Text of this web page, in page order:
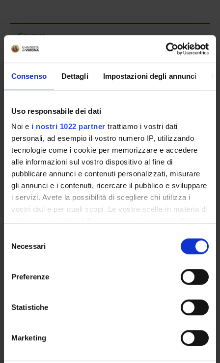
Consenso Dettagli Impostazioni degli annunci
Uso responsabile dei dati
Noi e i nostri 1022 partner trattiamo i vostri dati
personali, ad esempio il vostro numero IP, utilizzando
tecnologie come i cookie per memorizzare e accedere
alle informazioni sul vostro dispositivo al fine di
pubblicare annunci e contenuti personalizzati, misurare
gli annunci e i contenuti, ricercare il pubblico e sviluppare
i servizi. Avete la possibilità di scegliere chi utilizza i
vostri dati e per quali scopi. Le vostre scelte in materia di
modificare o revocare il proprio consenso in qualsiasi
momento dalla Dichiarazione sui cookie o facendo clic
raccogliere informazioni sulla tua posizione
geografica, con un'approssimazione di qualche
Identificare il tuo dispositivo, scansionandolo
delNecessari
Preferenze
Statistiche
Marketing
Courses
Academic Calendar
Didactic plan and student's guide
Exam calendar
Scholarships and Grants
Housing service
Documents
STUDYING
COURSES
PHD PROGRAMMES AND POSTGRADUATE
TRAINING
Contacts
Places